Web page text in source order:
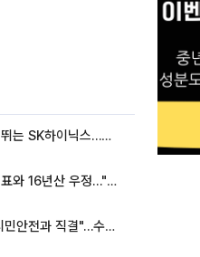
'불안과 기대 사이' 널뛰는 SK하이닉스…증권가 "HBM4·LTA 기반 펀터멘털 견고"
'나혼산' 류혜영, 고경표와 16년산 우정…"자취방서 부모님과 마주쳐"
이재준 시장 "정전, 시민안전과 직결"…수원시 비상대응체계 가동